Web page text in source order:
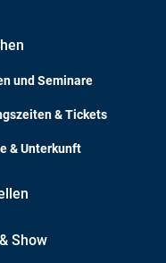
und Seminare
& Tickets
& Unterkunft
Show